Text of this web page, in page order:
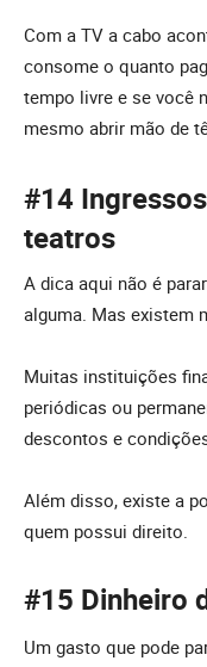
Com a TV a cabo
consome o quanto
tempo livre e se você
mesmo abrir mão de
#14
teatros
A dica aqui não é
alguma. Mas existem
Muitas instituições
periódicas ou
descontos e
Além disso, existe a
quem possui direito.
#15 Dinheiro
Um gasto que pode